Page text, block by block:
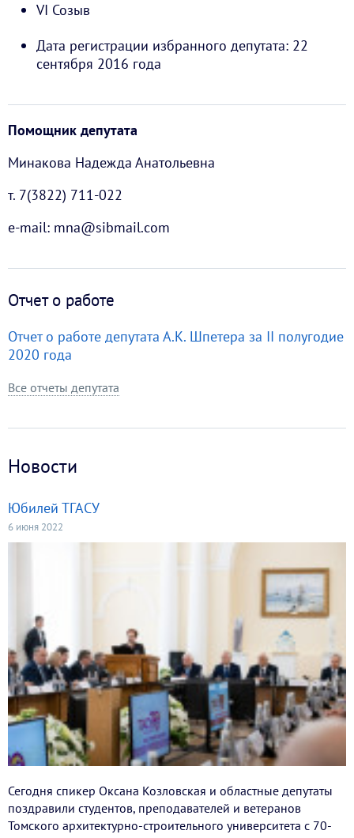
VI Созыв
Дата регистрации избранного депутата: 22
сентября 2016 года
Помощник депутата
Минакова Надежда Анатольевна
т. 7(3822) 711-022
e-mail: mna@sibmail.com
Отчет о работе
Отчет о работе депутата А.К. Шпетера за II полугодие
2020 года
Все отчеты депутата
Новости
Юбилей ТГАСУ
6 июня 2022
Сегодня спикер Оксана Козловская и областные депутаты
поздравили студентов, преподавателей и ветеранов
Томского архитектурно-строительного университета с 70-